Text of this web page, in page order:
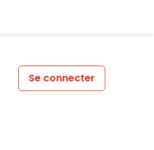
Se connecter